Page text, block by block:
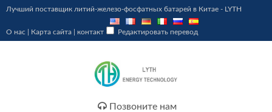
Лучший поставщик литий-железо-фосфатных батарей в Китае - LYTH
О нас Карта сайта контакт Редактировать перевод
 Позвоните нам